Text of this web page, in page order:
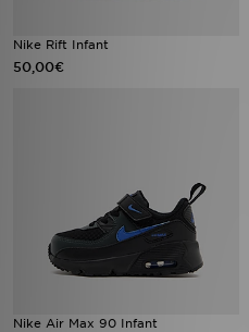
Nike Rift Infant
50,00€
Nike Air Max 90 Infant